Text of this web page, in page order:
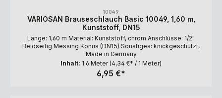
10049
VARIOSAN Brauseschlauch Basic 10049, 1,60 m,
Kunststoff, DN15
Länge: 1,60 m Material: Kunststoff, chrom Anschlüsse: 1/2"
Beidseitig Messing Konus (DN15) Sonstiges: knickgeschützt,
Made in Germany
Inhalt: 1.6 Meter (4,34 €* / 1 Meter)
6,95 €*